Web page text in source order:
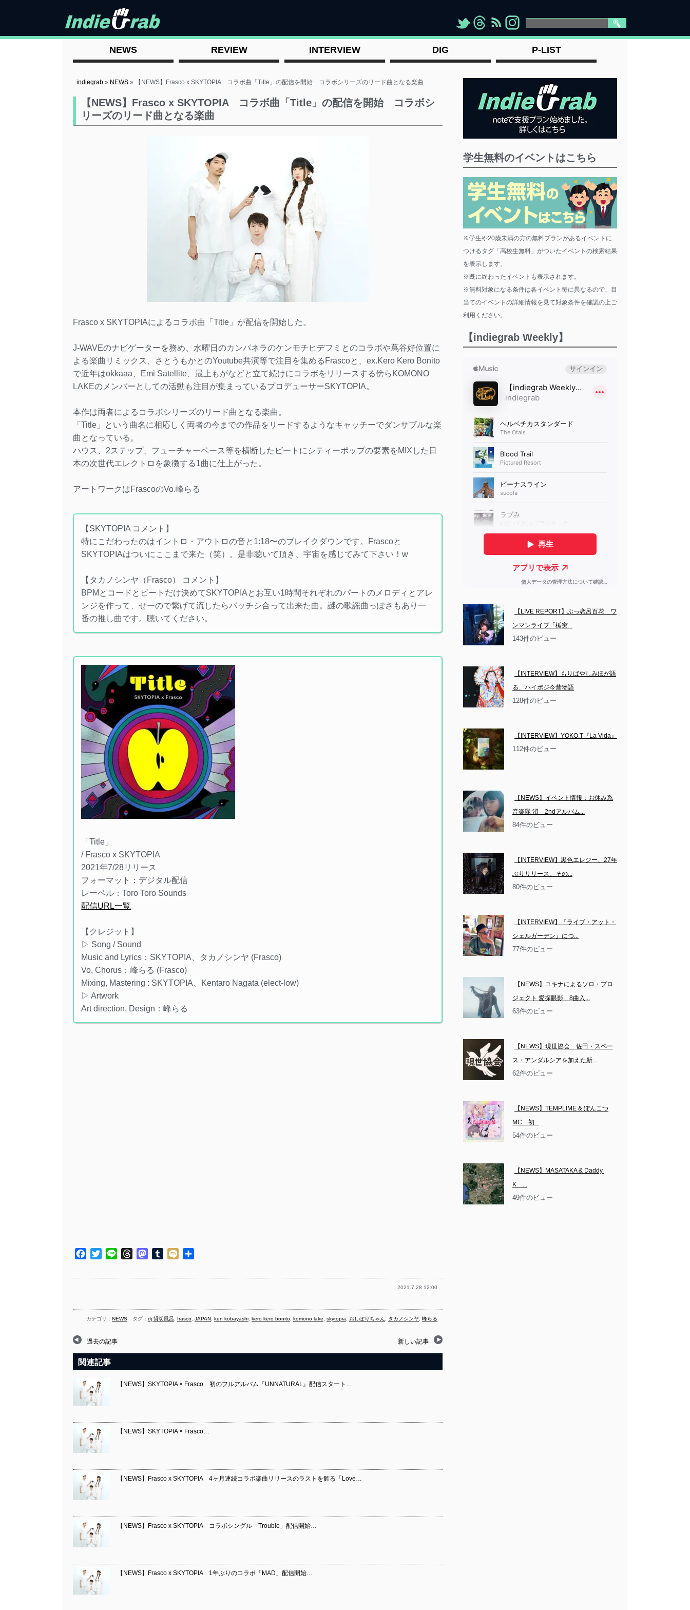
"> "> "> " >
NEWS REVIEW INTERVIEW DIG P-LIST
indiegrab » NEWS » 【NEWS】Frasco x SKYTOPIA コラボ曲「Title」の配信を開始 コラボシリーズのリード曲となる楽曲
【NEWS】Frasco x SKYTOPIA コラボ曲「Title」の配信を開始 コラボシ
リーズのリード曲となる楽曲
Frasco x SKYTOPIAによるコラボ曲「Title」が配信を開始した。
J-WAVEのナビゲーターを務め、水曜日のカンパネラのケンモチヒデフミとのコラボや蔦谷好位置に
よる楽曲リミックス、さとうもかとのYoutube共演等で注目を集めるFrascoと、ex.Kero Kero Bonito
で近年はokkaaa、Emi Satellite、最上もがなどと立て続けにコラボをリリースする傍らKOMONO
LAKEのメンバーとしての活動も注目が集まっているプロデューサーSKYTOPIA。
本作は両者によるコラボシリーズのリード曲となる楽曲。
「Title」という曲名に相応しく両者の今までの作品をリードするようなキャッチーでダンサブルな楽
曲となっている。
ハウス、2ステップ、フューチャーベース等を横断したビートにシティーポップの要素をMIXした日
本の次世代エレクトロを象徴する1曲に仕上がった。
アートワークはFrascoのVo.峰らる
【SKYTOPIA コメント】
特にこだわったのはイントロ・アウトロの音と1:18〜のブレイクダウンです。Frascoと
SKYTOPIAはついにここまで来た（笑）。是非聴いて頂き、宇宙を感じてみて下さい！w
【タカノシンヤ（Frasco） コメント】
BPMとコードとビートだけ決めてSKYTOPIAとお互い1時間それぞれのパートのメロディとアレ
ンジを作って、せーので繋げて流したらバッチシ合って出来た曲。謎の歌謡曲っぽさもあり一
番の推し曲です。聴いてください。
「Title」
/ Frasco x SKYTOPIA
2021年7/28リリース
フォーマット：デジタル配信
レーベル：Toro Toro Sounds
配信URL一覧
【クレジット】
▷ Song / Sound
Music and Lyrics：SKYTOPIA、タカノシンヤ (Frasco)
Vo, Chorus：峰らる (Frasco)
Mixing, Mastering : SKYTOPIA、Kentaro Nagata (elect-low)
▷ Artwork
Art direction, Design：峰らる
Facebook
TwitterLine ThreadsMastodon
TumblrMixi
2021.7.28 12:00
カテゴリ： NEWS タグ： dj 貸切風呂 frasco JAPAN ken kobayashi kero kero bonito komono lake skytopia おしぼりちゃん タカノシンヤ 峰らる
過去の記事 新しい記事
関連記事
【NEWS】SKYTOPIA × Frasco 初のフルアルバム『UNNATURAL』配信スタート…
【NEWS】SKYTOPIA × Frasco…
【NEWS】Frasco x SKYTOPIA 4ヶ月連続コラボ楽曲リリースのラストを飾る「Love…
【NEWS】Frasco x SKYTOPIA コラボシングル「Trouble」配信開始…
【NEWS】Frasco x SKYTOPIA 1年ぶりのコラボ「MAD」配信開始…
学生無料のイベントはこちら
※学生や20歳未満の方の無料プランがあるイベントに
つけるタグ「高校生無料」がついたイベントの検索結果
を表示します。
※既に終わったイベントも表示されます。
※無料対象になる条件は各イベント毎に異なるので、目
当てのイベントの詳細情報を見て対象条件を確認の上ご
利用ください。
【indiegrab Weekly】
【LIVE REPORT】ぶっ恋呂百花　ワ
ンマンライブ「楯突...
143件のビュー
【INTERVIEW】もりばやしみほが語
る、ハイポジ今昔物語
128件のビュー
【INTERVIEW】YOKO.T『La Vida』
112件のビュー
【NEWS】イベント情報：お休み系
音楽隊 沼　2ndアルバム...
84件のビュー
【INTERVIEW】黒色エレジー、27年
ぶりリリース。その...
80件のビュー
【INTERVIEW】『ライブ・アット・
シェルガーデン』につ...
77件のビュー
【NEWS】ユキナによるソロ・プロ
ジェクト 愛探眼影　8曲入...
63件のビュー
【NEWS】現世協会　佐田・スペー
ス・アンダルシアを加えた新...
62件のビュー
【NEWS】TEMPLIME & ぽんこつ
MC　初...
54件のビュー
【NEWS】MASATAKA & Daddy
K　...
49件のビュー